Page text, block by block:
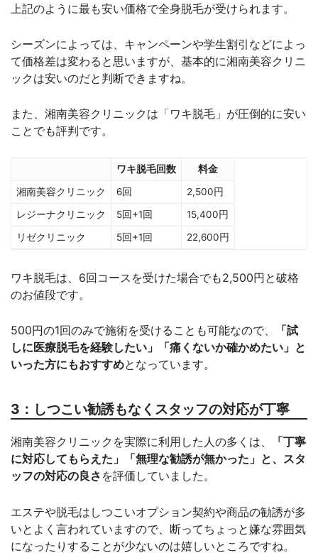
上記のように最も安い価格で全身脱毛が受けられます。
シーズンによっては、キャンペーンや学生割引などによっ
て価格差は変わると思いますが、基本的に湘南美容クリニ
ックは安いのだと判断できますね。
また、湘南美容クリニックは「ワキ脱毛」が圧倒的に安い
ことでも評判です。
ワキ脱毛回数
料金
湘南美容クリニック
6回
2,500円
レジーナクリニック
5回+1回
15,400円
リゼクリニック
5回+1回 22,600円
ワキ脱毛は、6回コースを受けた場合でも2,500円と破格
のお値段です。
500円の1回のみで施術を受けることも可能なので、
「試
しに医療脱毛を経験したい」「痛くないか確かめたい」と
いった方にもおすすめとなっています。
3：しつこい勧誘もなくスタッフの対応が丁寧
湘南美容クリニックを実際に利用した人の多くは、
「丁寧
に対応してもらえた」「無理な勧誘が無かった」と、スタ
ッフの対応の良さ を評価していました。
エステや脱毛はしつこいオプション契約や商品の勧誘が多
いとよく言われていますので、断ってちょっと嫌な雰囲気
になったりすることが少ないのは嬉しいところですね。